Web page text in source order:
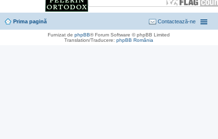
Prima pagină Contactează-ne
Furnizat dephpBB® Forum Software © phpBB Limited
Translation/Traducere:phpBB România